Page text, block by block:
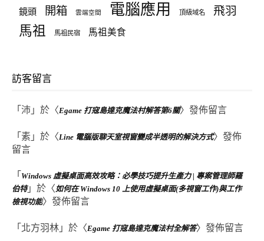
鏡頭 開箱 雲端空間 電腦應用 頂級域名 飛羽
馬祖 馬祖民宿 馬祖美食
訪客留言
「 沛 」於〈Egame 打寇島達克魔法村解答第6關〉發佈留言
「 素 」於〈Line 電腦版聊天室視窗變成半透明的解決方式〉發佈
留言
「 Windows 虛擬桌面高效攻略：必學技巧提升生產力 | 專案管理師羅
伯特」於〈如何在 Windows 10 上使用虛擬桌面(多視窗工作)與工作
檢視功能〉發佈留言
「 北方羽林 」於〈Egame 打寇島達克魔法村全解答〉發佈留言